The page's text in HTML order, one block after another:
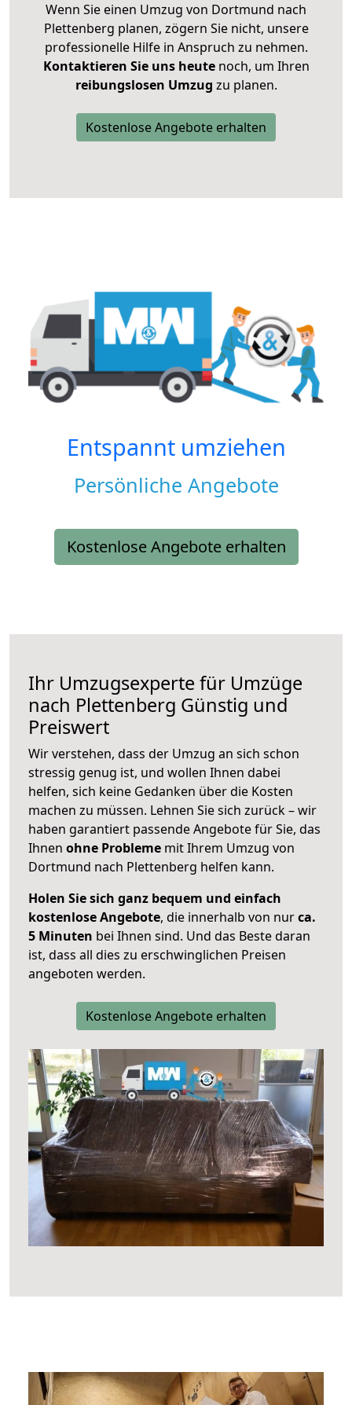
Wenn Sie einen Umzug von Dortmund nach
Plettenberg planen, zögern Sie nicht, unsere
professionelle Hilfe in Anspruch zu nehmen.
Kontaktieren Sie uns heutenoch, um Ihren
reibungslosen Umzug zu planen.
Kostenlose Angebote erhalten
Entspannt umziehen
Persönliche Angebote
Kostenlose Angebote erhalten
Ihr Umzugsexperte für Umzüge
nach Plettenberg Günstig und
Preiswert
Wir verstehen, dass der Umzug an sich schon
stressig genug ist, und wollen Ihnen dabei
helfen, sich keine Gedanken über die Kosten
machen zu müssen. Lehnen Sie sich zurück – wir
haben garantiert passende Angebote für Sie, das
Ihnen ohne Probleme mit Ihrem Umzug von
Dortmund nach Plettenberg helfen kann.
Holen Sie sich ganz bequem und einfach
kostenlose Angebote, die innerhalb von nurca.
5 Minuten bei Ihnen sind. Und das Beste daran
ist, dass all dies zu erschwinglichen Preisen
angeboten werden.
Kostenlose Angebote erhalten